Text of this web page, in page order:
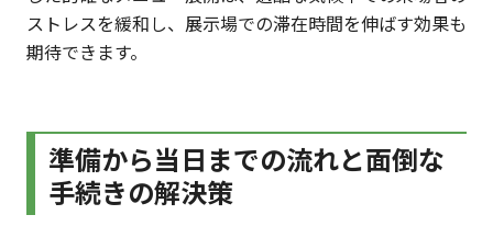
ストレスを緩和し、展示場での滞在時間を伸ばす効果も
期待できます。
準備から当日までの流れと面倒な
手続きの解決策